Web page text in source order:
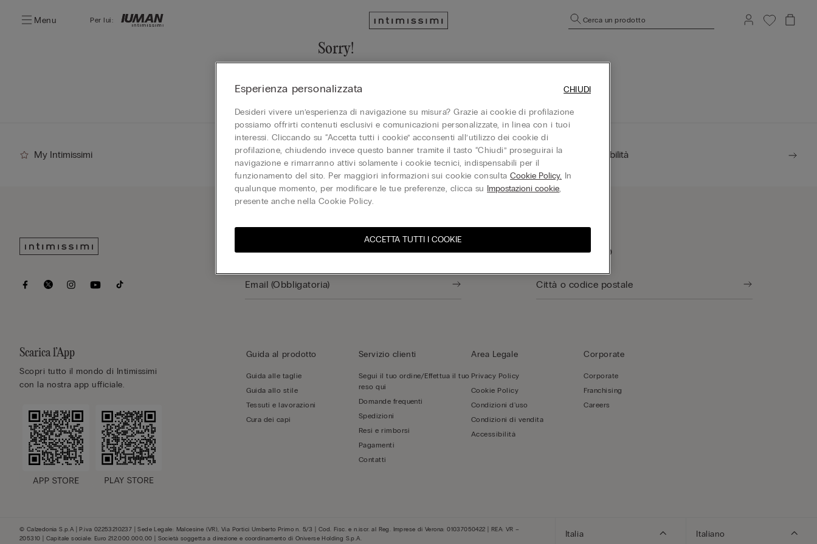
Menu Per lui: Cerca un prodotto
Sorry!
My Intimissimi Gift Card Sostenibilità
Scarica l’App
Scopri tutto il mondo di Intimissimi
con la nostra app ufficiale.
Iscriviti alla newsletter Trova un negozio
Guida al prodotto
Guida alle taglie
Guida allo stile
Tessuti e lavorazioni
Cura dei capi
Servizio clienti
Segui il tuo ordine/Effettua il tuo
reso qui
Domande frequenti
Spedizioni
Resi e rimborsi
Pagamenti
Contatti
Area Legale
Privacy Policy
Cookie Policy
Condizioni d'uso
Condizioni di vendita
Accessibilità
Corporate
Corporate
Franchising
Careers
© Calzedonia S.p.A | P.iva 02253210237 | Sede Legale: Malcesine (VR), Via Portici Umberto Primo n. 5/3 | Cod. Fisc. e n.iscr. al Reg. Imprese di Verona: 01037050422 | REA: VR –
205310 | Capitale sociale: Euro 212.000.000,00 | Società soggetta a direzione e coordinamento di Oniverse Holding S.p.A.
Italia Italiano
Esperienza personalizzata
Desideri vivere un’esperienza di navigazione su misura? Grazie ai cookie di profilazione
possiamo offrirti contenuti esclusivi e comunicazioni personalizzate, in linea con i tuoi
interessi. Cliccando su “Accetta tutti i cookie” acconsenti all’utilizzo dei cookie di
profilazione, chiudendo invece questo banner tramite il tasto “Chiudi” proseguirai la
navigazione e rimarranno attivi solamente i cookie tecnici, indispensabili per il
funzionamento del sito. Per maggiori informazioni sui cookie consultaCookie Policy. In
qualunque momento, per modificare le tue preferenze, clicca su Impostazioni cookie,
presente anche nella Cookie Policy.
ACCETTA TUTTI I COOKIE
CHIUDI